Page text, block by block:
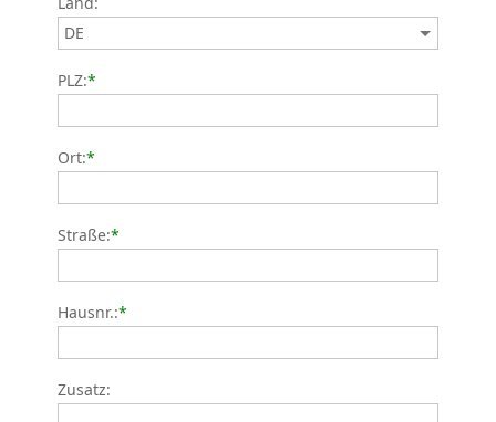
PLZ:*
Ort:*
Straße:*
Hausnr.:*
Zusatz: